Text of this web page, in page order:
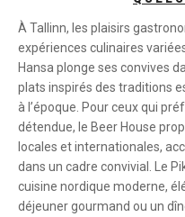
À Tallinn, les plaisirs
expériences culinaires
Hansa plonge ses convives
plats inspirés des traditions
à l’époque. Pour ceux qui
détendue, le Beer House
locales et internationales,
dans un cadre convivial. Le
cuisine nordique moderne,
déjeuner gourmand ou un